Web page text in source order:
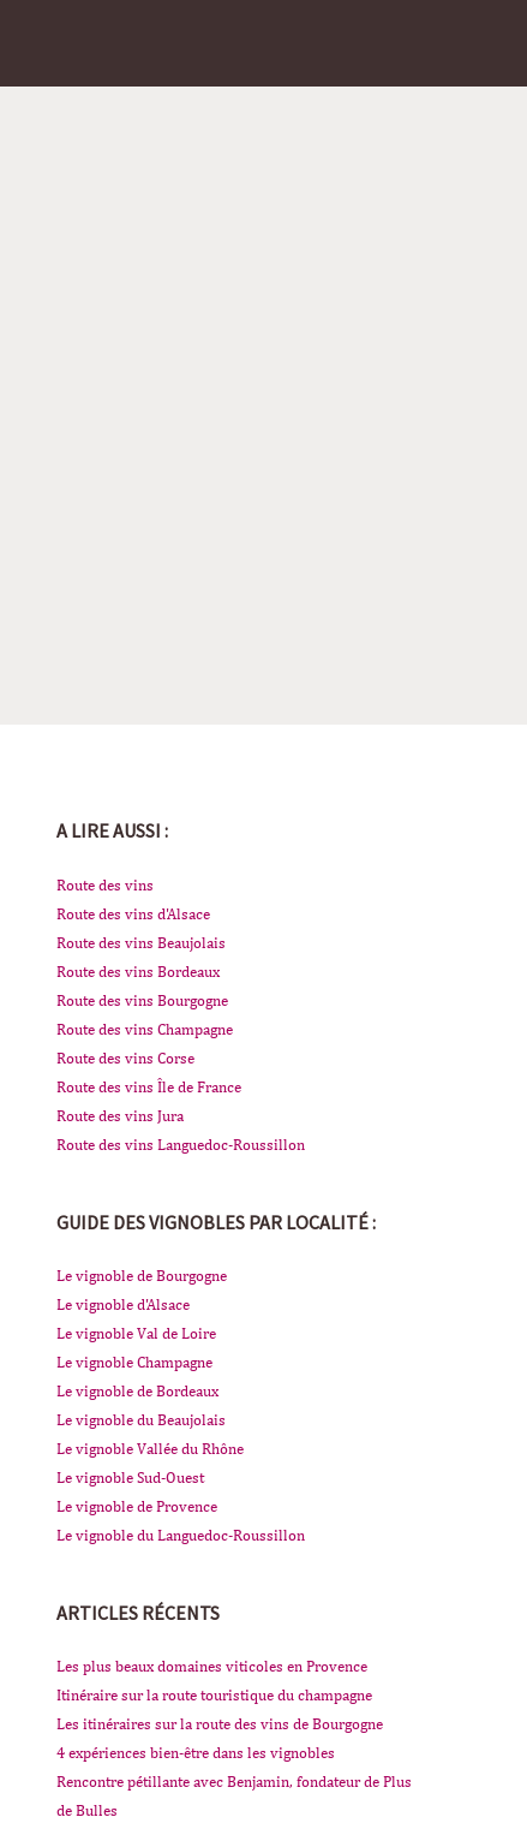
A LIRE AUSSI :
Route des vins
Route des vins d'Alsace
Route des vins Beaujolais
Route des vins Bordeaux
Route des vins Bourgogne
Route des vins Champagne
Route des vins Corse
Route des vins Île de France
Route des vins Jura
Route des vins Languedoc-Roussillon
GUIDE DES VIGNOBLES PAR LOCALITÉ :
Le vignoble de Bourgogne
Le vignoble d'Alsace
Le vignoble Val de Loire
Le vignoble Champagne
Le vignoble de Bordeaux
Le vignoble du Beaujolais
Le vignoble Vallée du Rhône
Le vignoble Sud-Ouest
Le vignoble de Provence
Le vignoble du Languedoc-Roussillon
ARTICLES RÉCENTS
Les plus beaux domaines viticoles en Provence
Itinéraire sur la route touristique du champagne
Les itinéraires sur la route des vins de Bourgogne
4 expériences bien-être dans les vignobles
Rencontre pétillante avec Benjamin, fondateur de Plus
de Bulles